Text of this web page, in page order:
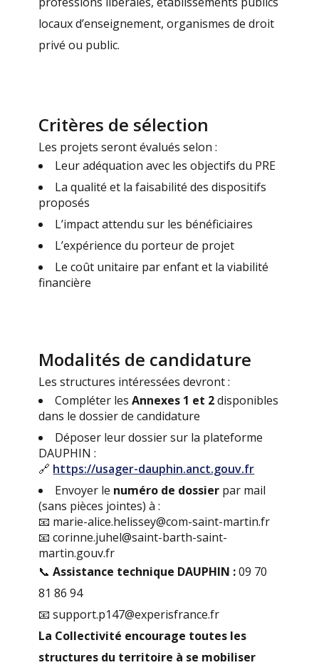
locaux d’enseignement, organismes de droit
privé ou public.
Critères de sélection
Les projets seront évalués selon :
Leur adéquation avec les objectifs du PRE
La qualité et la faisabilité des dispositifs
proposés
L’impact attendu sur les bénéficiaires
L’expérience du porteur de projet
Le coût unitaire par enfant et la viabilité
financière
Modalités de candidature
Les structures intéressées devront :
Compléter lesAnnexes 1 et 2disponibles
dans le dossier de candidature
Déposer leur dossier sur la plateforme
DAUPHIN :
🔗 https://usager-dauphin.anct.gouv.fr
Envoyer le numéro de dossier par mail
(sans pièces jointes) à :
📧 marie-alice.helissey@com-saint-martin.fr
📧 corinne.juhel@saint-barth-saint-
martin.gouv.fr
📞Assistance technique DAUPHIN :09 70
81 86 94
📧 support.p147@experisfrance.fr
La Collectivité encourage toutes les
structures du territoire à se mobiliser